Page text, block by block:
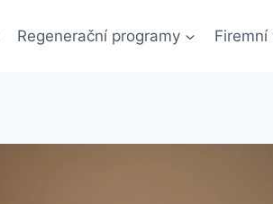
Regenerační programy Firemní